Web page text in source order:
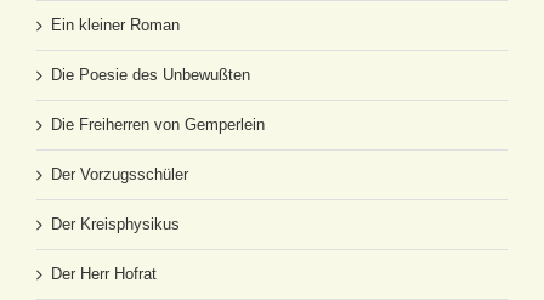
Ein kleiner Roman
Die Poesie des Unbewußten
Die Freiherren von Gemperlein
Der Vorzugsschüler
Der Kreisphysikus
Der Herr Hofrat